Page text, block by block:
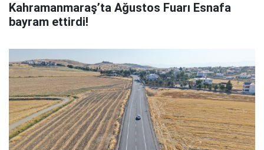
Kahramanmaraş’ta Ağustos Fuarı Esnafa
bayram ettirdi!